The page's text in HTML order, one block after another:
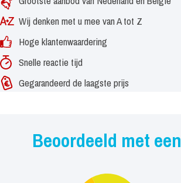
Wij denken met u mee van A tot Z
Hoge klantenwaardering
Snelle reactie tijd
Gegarandeerd de laagste prijs
Beoordeeld met een